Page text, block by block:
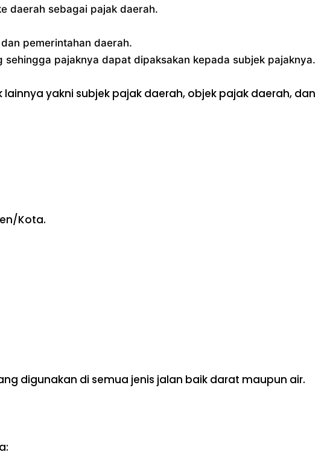
daerah sebagai pajak daerah.
pemerintahan daerah.
pajaknya dapat dipaksakan kepada subjek pajaknya.
yakni subjek pajak daerah, objek pajak daerah, dan
Kota.
digunakan di semua jenis jalan baik darat maupun air.